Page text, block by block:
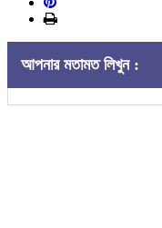
আপনার মতামত লিখুন :